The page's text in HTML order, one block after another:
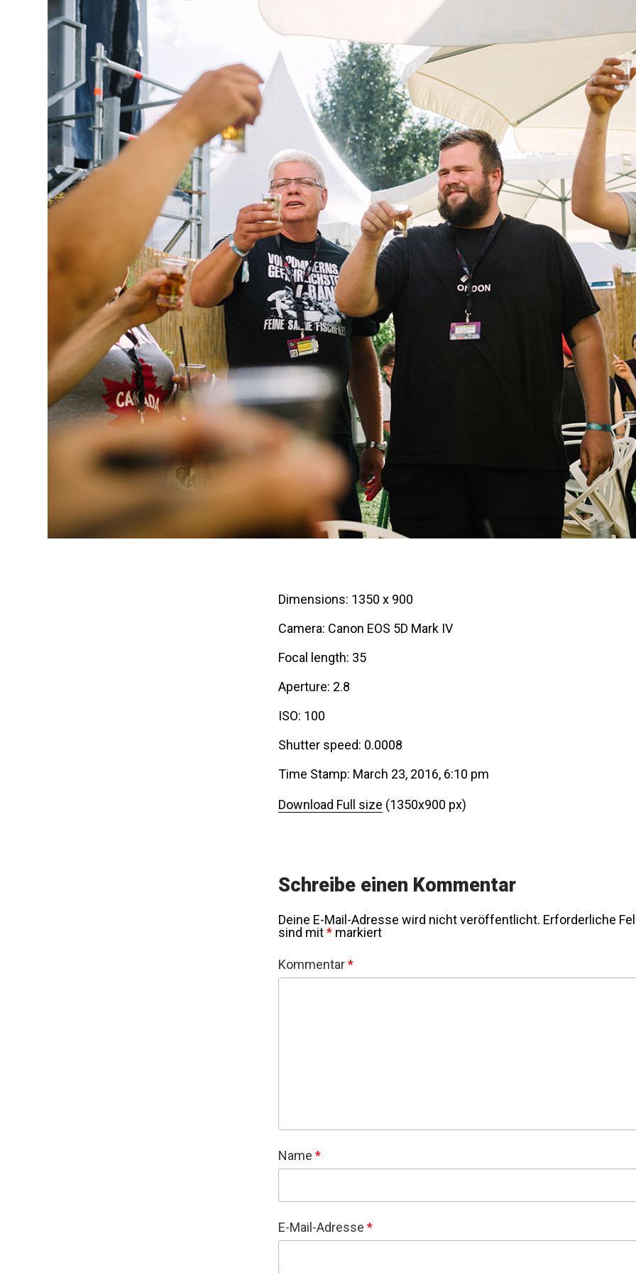
Dimensions: 1350 x 900
Camera: Canon EOS 5D Mark IV
Focal length: 35
Aperture: 2.8
ISO: 100
Shutter speed: 0.0008
Time Stamp: March 23, 2016, 6:10 pm
Download Full size (1350x900 px)
Schreibe einen Kommentar
Deine E-Mail-Adresse wird nicht veröffentlicht. Erforderliche
sind mit* markiert
Kommentar*
Name *
E-Mail-Adresse *